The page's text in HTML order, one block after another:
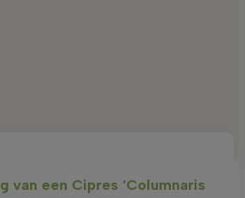
van een Cipres ‘Columnaris